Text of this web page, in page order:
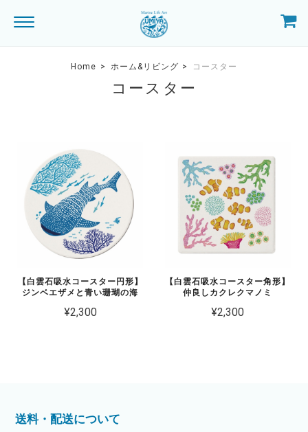
Home ホーム&リビング コースター
コースター
【白雲石吸水コースター円形】
ジンベエザメと青い珊瑚の海
¥2,300
【白雲石吸水コースター角形】
仲良しカクレクマノミ
¥2,300
送料・配送について